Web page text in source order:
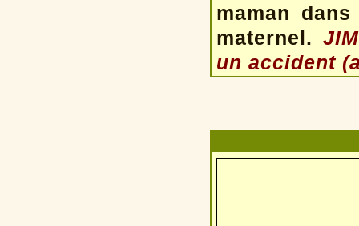
maman
maternel.
un accident